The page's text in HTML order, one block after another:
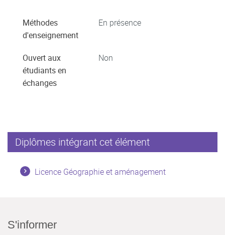
Méthodes
d'enseignement
En présence
Ouvert aux
étudiants en
échanges
Non
Diplômes intégrant cet élément
Licence Géographie et aménagement
S'informer